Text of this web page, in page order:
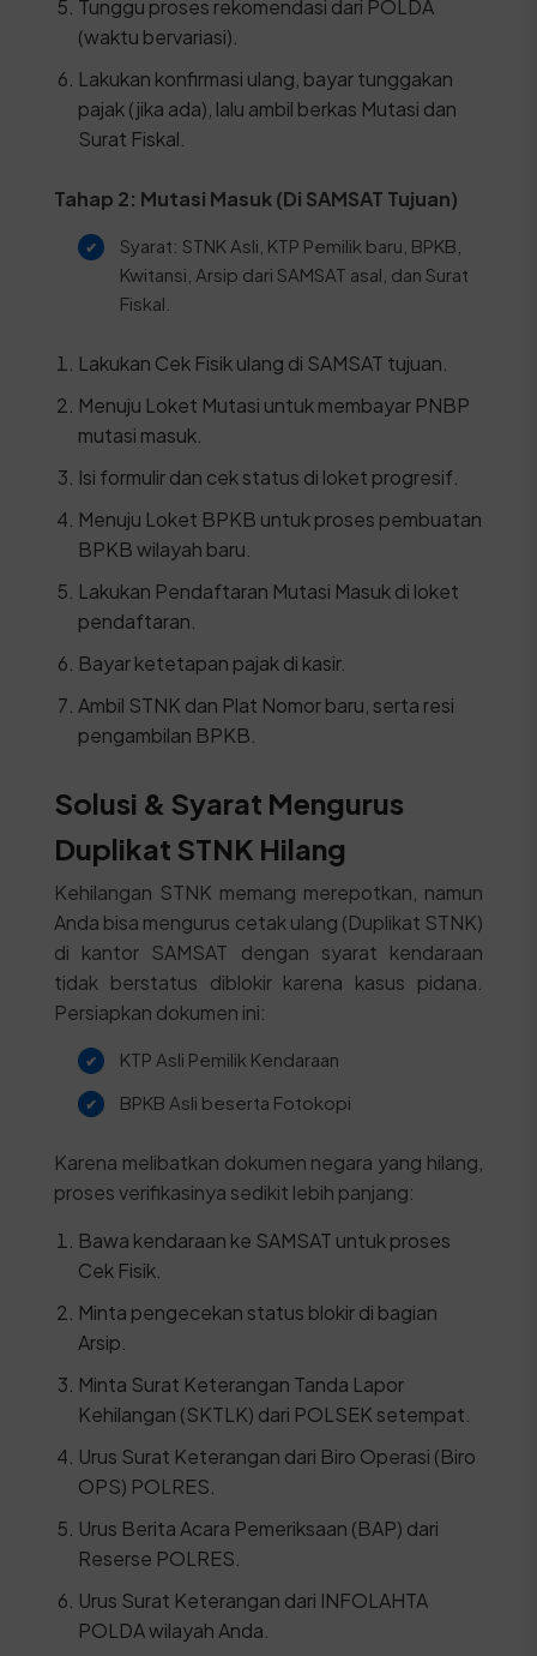
Tunggu proses rekomendasi dari POLDA
(waktu bervariasi).
Lakukan konfirmasi ulang, bayar tunggakan
pajak (jika ada), lalu ambil berkas Mutasi dan
Surat Fiskal.
Tahap 2: Mutasi Masuk (Di SAMSAT Tujuan)
Syarat: STNK Asli, KTP Pemilik baru, BPKB,
Kwitansi, Arsip dari SAMSAT asal, dan Surat
Fiskal.
Lakukan Cek Fisik ulang di SAMSAT tujuan.
Menuju Loket Mutasi untuk membayar PNBP
mutasi masuk.
Isi formulir dan cek status di loket progresif.
Menuju Loket BPKB untuk proses pembuatan
BPKB wilayah baru.
Lakukan Pendaftaran Mutasi Masuk di loket
pendaftaran.
Bayar ketetapan pajak di kasir.
Ambil STNK dan Plat Nomor baru, serta resi
pengambilan BPKB.
Solusi & Syarat Mengurus
Duplikat STNK Hilang
Kehilangan STNK memang merepotkan, namun
Anda bisa mengurus cetak ulang (Duplikat STNK)
di kantor SAMSAT dengan syarat kendaraan
tidak berstatus diblokir karena kasus pidana.
Persiapkan dokumen ini:
KTP Asli Pemilik Kendaraan
BPKB Asli beserta Fotokopi
Karena melibatkan dokumen negara yang hilang,
proses verifikasinya sedikit lebih panjang:
Bawa kendaraan ke SAMSAT untuk proses
Cek Fisik.
Minta pengecekan status blokir di bagian
Arsip.
Minta Surat Keterangan Tanda Lapor
Kehilangan (SKTLK) dari POLSEK setempat.
Urus Surat Keterangan dari Biro Operasi (Biro
OPS) POLRES.
Urus Berita Acara Pemeriksaan (BAP) dari
Reserse POLRES.
Urus Surat Keterangan dari INFOLAHTA
POLDA wilayah Anda.